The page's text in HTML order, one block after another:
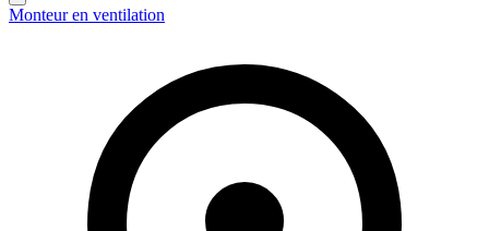
Monteur en ventilation